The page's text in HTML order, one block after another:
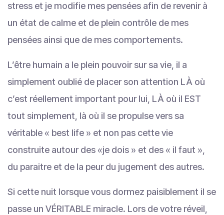
stress et je modifie mes pensées afin de revenir à
un état de calme et de plein contrôle de mes
pensées ainsi que de mes comportements.
L’être humain a le plein pouvoir sur sa vie, il a
simplement oublié de placer son attention LÀ où
c’est réellement important pour lui, LÀ où il EST
tout simplement, là où il se propulse vers sa
véritable « best life » et non pas cette vie
construite autour des «je dois » et des « il faut »,
du paraitre et de la peur du jugement des autres.
Si cette nuit lorsque vous dormez paisiblement il se
passe un VÉRITABLE miracle. Lors de votre réveil,